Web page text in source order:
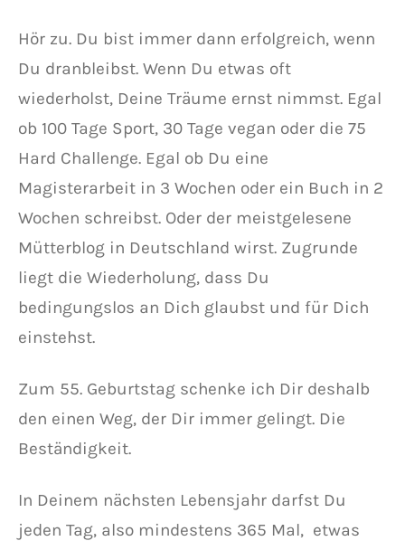
Hör zu. Du bist immer dann erfolgreich, wenn
Du dranbleibst. Wenn Du etwas oft
wiederholst, Deine Träume ernst nimmst. Egal
ob 100 Tage Sport, 30 Tage vegan oder die 75
Hard Challenge. Egal ob Du eine
Magisterarbeit in 3 Wochen oder ein Buch in 2
Wochen schreibst. Oder der meistgelesene
Mütterblog in Deutschland wirst. Zugrunde
liegt die Wiederholung, dass Du
bedingungslos an Dich glaubst und für Dich
einstehst.
Zum 55. Geburtstag schenke ich Dir deshalb
den einen Weg, der Dir immer gelingt. Die
Beständigkeit.
In Deinem nächsten Lebensjahr darfst Du
jeden Tag, also mindestens 365 Mal, etwas